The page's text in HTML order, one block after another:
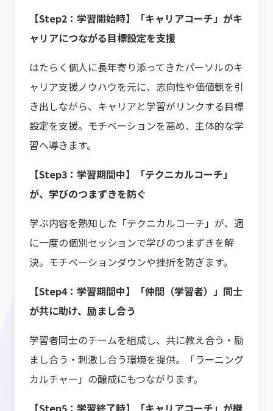
【Step2：学習開始時】「キャリアコーチ」がキ
ャリアにつながる目標設定を支援
はたらく個人に長年寄り添ってきたパーソルのキ
ャリア支援ノウハウを元に、志向性や価値観を引
き出しながら、キャリアと学習がリンクする目標
設定を支援。モチベーションを高め、主体的な学
習へ導きます。
【Step3：学習期間中】「テクニカルコーチ」
が、学びのつまずきを防ぐ
学ぶ内容を熟知した「テクニカルコーチ」が、週
に一度の個別セッションで学びのつまずきを解
決。モチベーションダウンや挫折を防ぎます。
【Step4：学習期間中】「仲間（学習者）」同士
が共に助け、励まし合う
学習者同士のチームを組成し、共に教え合う・励
まし合う・刺激し合う環境を提供。「ラーニング
カルチャー」の醸成にもつながります。
【Step5：学習終了時】「キャリアコーチ」が継